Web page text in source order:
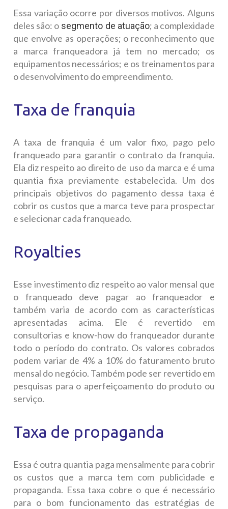
Essa variação ocorre por diversos motivos. Alguns
deles são: o segmento de atuação; a complexidade
que envolve as operações; o reconhecimento que
a marca franqueadora já tem no mercado; os
equipamentos necessários; e os treinamentos para
o desenvolvimento do empreendimento.
Taxa de franquia
A taxa de franquia é um valor fixo, pago pelo
franqueado para garantir o contrato da franquia.
Ela diz respeito ao direito de uso da marca e é uma
quantia fixa previamente estabelecida. Um dos
principais objetivos do pagamento dessa taxa é
cobrir os custos que a marca teve para prospectar
e selecionar cada franqueado.
Royalties
Esse investimento diz respeito ao valor mensal que
o franqueado deve pagar ao franqueador e
também varia de acordo com as características
apresentadas acima. Ele é revertido em
consultorias e know-how do franqueador durante
todo o período do contrato. Os valores cobrados
podem variar de 4% a 10% do faturamento bruto
mensal do negócio. Também pode ser revertido em
pesquisas para o aperfeiçoamento do produto ou
serviço.
Taxa de propaganda
Essa é outra quantia paga mensalmente para cobrir
os custos que a marca tem com publicidade e
propaganda. Essa taxa cobre o que é necessário
para o bom funcionamento das estratégias de